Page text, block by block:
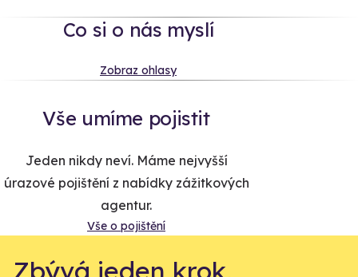
Co si o nás myslí
Zobraz ohlasy
Vše umíme pojistit
Jeden nikdy neví. Máme nejvyšší
úrazové pojištění z nabídky zážitkových
agentur.
Vše o pojištění
Zbývá jeden krok,